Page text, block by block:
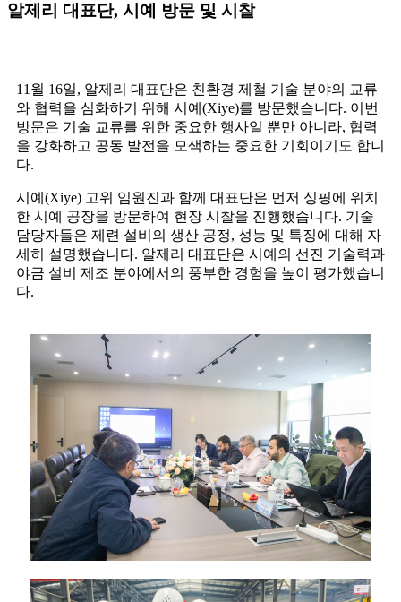
알제리 대표단, 시예 방문 및 시찰
11월 16일, 알제리 대표단은 친환경 제철 기술 분야의 교류
와 협력을 심화하기 위해 시예(Xiye)를 방문했습니다. 이번
방문은 기술 교류를 위한 중요한 행사일 뿐만 아니라, 협력
을 강화하고 공동 발전을 모색하는 중요한 기회이기도 합니
다.
시예(Xiye) 고위 임원진과 함께 대표단은 먼저 싱핑에 위치
한 시예 공장을 방문하여 현장 시찰을 진행했습니다. 기술
담당자들은 제련 설비의 생산 공정, 성능 및 특징에 대해 자
세히 설명했습니다. 알제리 대표단은 시예의 선진 기술력과
야금 설비 제조 분야에서의 풍부한 경험을 높이 평가했습니
다.